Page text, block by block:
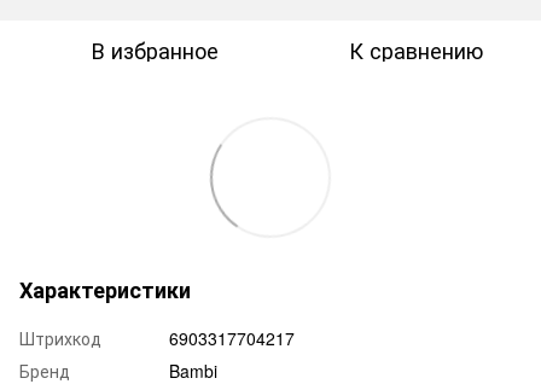
В избранное К сравнению
Характеристики
Штрихкод
6903317704217
Бренд
Bambi